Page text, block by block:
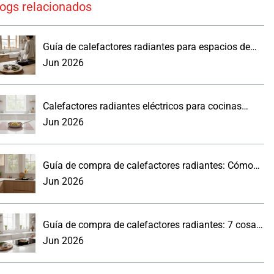
relacionados
Guía de calefactores radiantes para espacios de
trabajo reales
Jun 2026
Calefactores radiantes eléctricos para cocinas
modernas: lo que los compradores deben saber.
Jun 2026
Guía de compra de calefactores radiantes: Cómo
elegir un panel de pared para la cocina
Jun 2026
Guía de compra de calefactores radiantes: 7 cosas
prácticas que debes saber
Jun 2026